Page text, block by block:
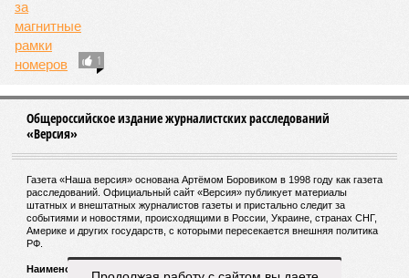
1
Общероссийское издание журналистских расследований
«Версия»
Газета «Наша версия» основана Артёмом Боровиком в 1998 году как газета
расследований. Официальный сайт «Версия» публикует материалы
штатных и внештатных журналистов газеты и пристально следит за
событиями и новостями, происходящими в России, Украине, странах СНГ,
Америке и других государств, с которыми пересекается внешняя политика
РФ.
Наименование: